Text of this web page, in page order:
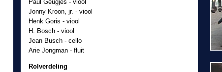
Paul Geugjes - viool
Jonny Kroon, jr. - viool
Henk Goris - viool
H. Bosch - viool
Jean Busch - cello
Arie Jongman - fluit
Rolverdeling